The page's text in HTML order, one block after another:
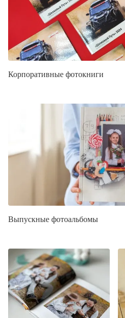
Корпоративные фотокниги
Выпускные фотоальбомы